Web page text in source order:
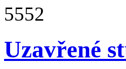
5552
Uzavřené